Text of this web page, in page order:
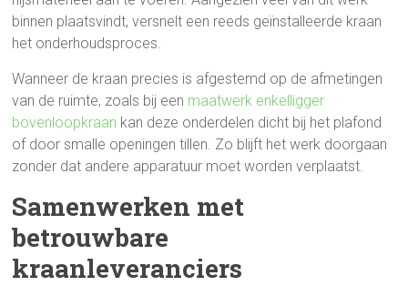
binnen plaatsvindt, versnelt een reeds geïnstalleerde kraan
het onderhoudsproces.
Wanneer de kraan precies is afgestemd op de afmetingen
van de ruimte, zoals bij een maatwerk enkelligger
bovenloopkraan kan deze onderdelen dicht bij het plafond
of door smalle openingen tillen. Zo blijft het werk doorgaan
zonder dat andere apparatuur moet worden verplaatst.
Samenwerken met
betrouwbare
kraanleveranciers